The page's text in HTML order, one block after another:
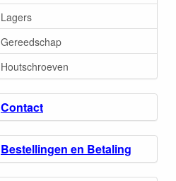
Lagers
Gereedschap
Houtschroeven
Contact
Bestellingen en Betaling